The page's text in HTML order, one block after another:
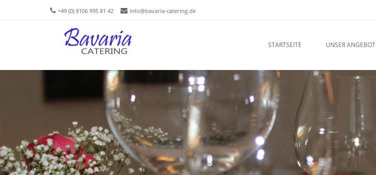
+49 (0) 8106 995 81 42 info@bavaria-catering.de
STARTSEITE UNSER ANGEBOT